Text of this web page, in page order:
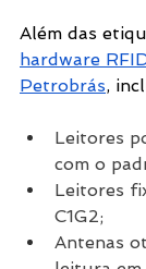
Além das
hardware
Petrobrás,
Leitores
com o
Leitores
C1G2;
Antenas